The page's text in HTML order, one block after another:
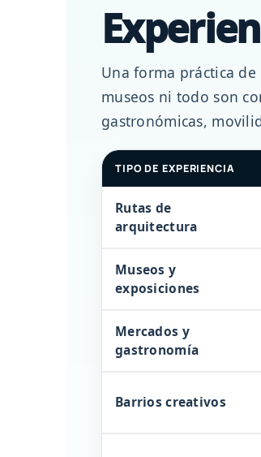
Una forma práctica
museos ni todo son
gastronómicas,
TIPO DE EXPERIENCIA
Rutas de
arquitectura
Museos y
exposiciones
Mercados y
gastronomía
Barrios creativos